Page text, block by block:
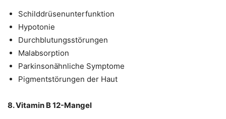
Schilddrüsenunterfunktion
Hypotonie
Durchblutungsstörungen
Malabsorption
Parkinsonähnliche Symptome
Pigmentstörungen der Haut
8. Vitamin B 12-Mangel